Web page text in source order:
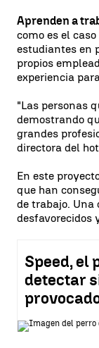
Aprenden a
como es el
estudiantes en
propios
experiencia
"Las personas
demostrando
grandes
directora del
En este
que han
de trabajo. Una
desfavorecidos
Speed, el
detectar